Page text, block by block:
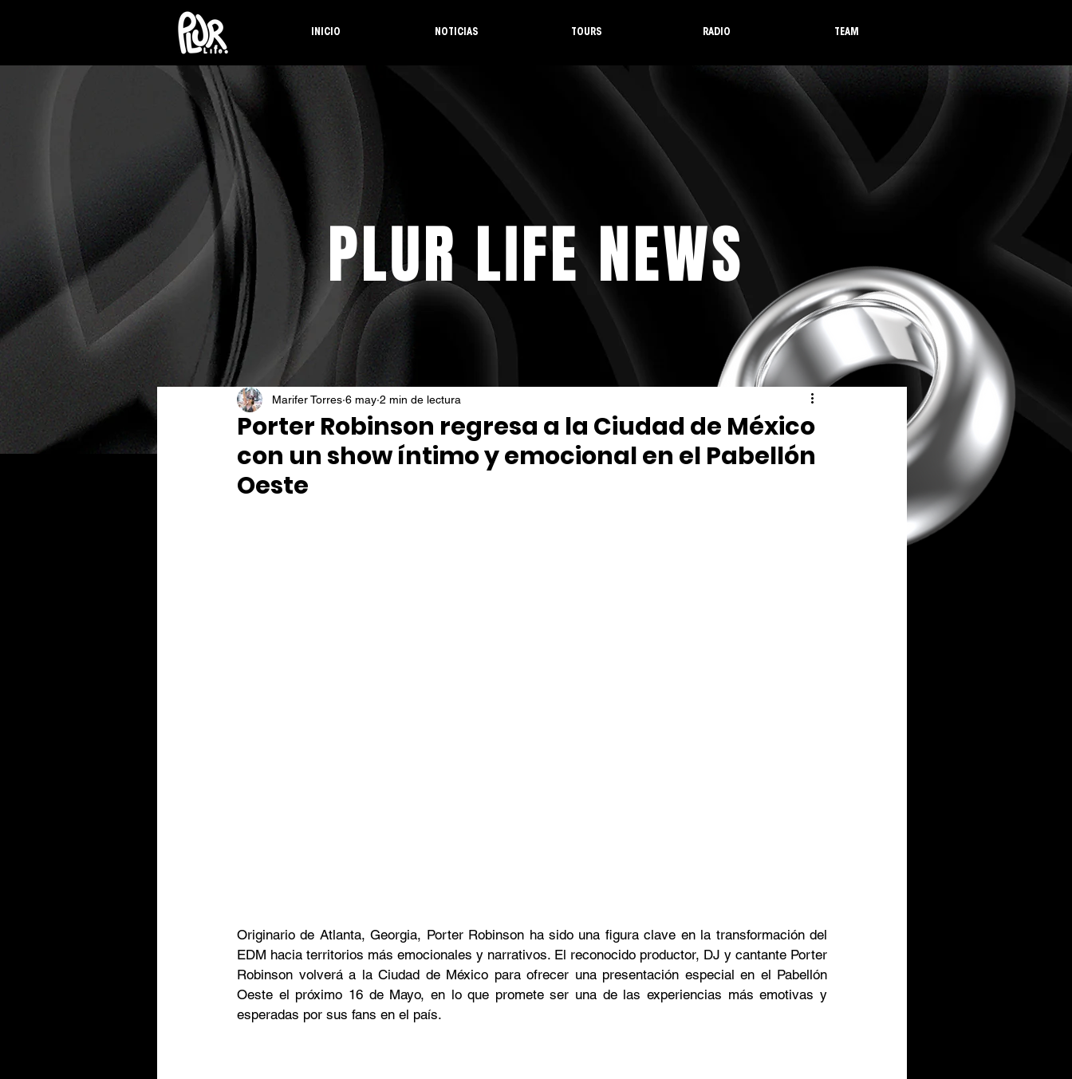
INICIO NOTICIAS TOURS RADIO TEAM
PLUR LIFE NEWS
Porter Robinson regresa a la Ciudad de México
con un show íntimo y emocional en el Pabellón
Oeste
Marifer Torres 6 may 2 min de lectura
Originario de Atlanta, Georgia, Porter Robinson ha sido una figura clave en la transformación del
EDM hacia territorios más emocionales y narrativos. El reconocido productor, DJ y cantante Porter
Robinson volverá a la Ciudad de México para ofrecer una presentación especial en el Pabellón
Oeste el próximo 16 de Mayo, en lo que promete ser una de las experiencias más emotivas y
esperadas por sus fans en el país.